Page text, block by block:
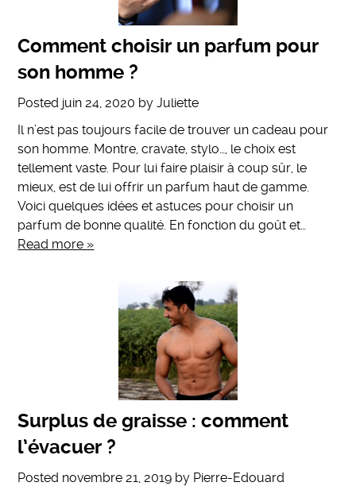
Comment choisir un parfum pour
son homme ?
Posted juin 24, 2020 byJuliette
Il n’est pas toujours facile de trouver un cadeau pour
son homme. Montre, cravate, stylo…, le choix est
tellement vaste. Pour lui faire plaisir à coup sûr, le
mieux, est de lui offrir un parfum haut de gamme.
Voici quelques idées et astuces pour choisir un
parfum de bonne qualité. En fonction du goût et…
Read more »
Surplus de graisse : comment
l’évacuer ?
Posted novembre 21, 2019 by Pierre-Edouard